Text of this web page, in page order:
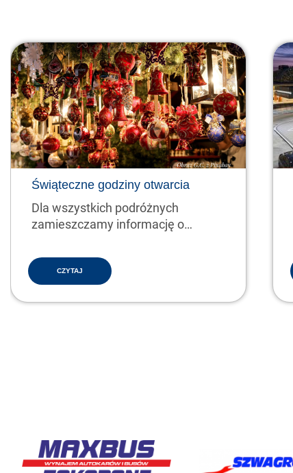
Świąteczne godziny otwarcia
Dla wszystkich podróżnych
zamieszczamy informację o
kas…
CZYTAJ